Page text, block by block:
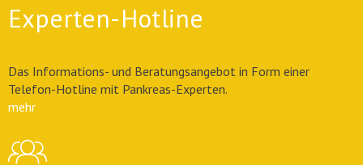
Experten-Hotline
Das Informations- und Beratungsangebot in Form einer
Telefon-Hotline mit Pankreas-Experten.
mehr